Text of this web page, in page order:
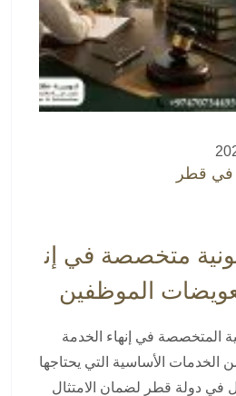
في قطر
متخصصة في إن
الموظفين
المتخصصة في إنهاء الخدمة
الأساسية التي يحتاجها
في دولة قطر لضمان الامتثال